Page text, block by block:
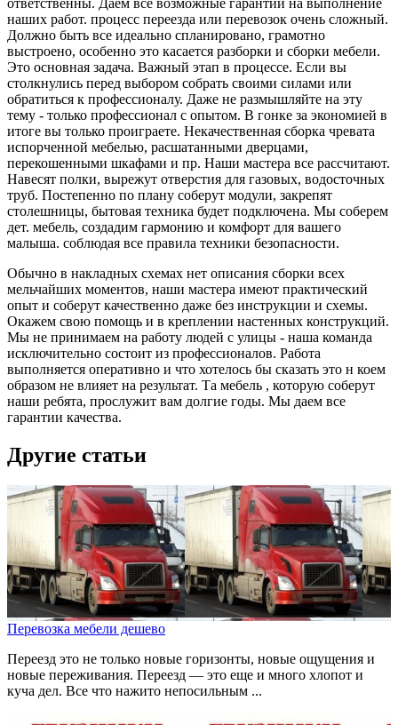
ответственны. Даем все возможные гарантии на выполнение
наших работ. процесс переезда или перевозок очень сложный.
Должно быть все идеально спланировано, грамотно
выстроено, особенно это касается разборки и сборки мебели.
Это основная задача. Важный этап в процессе. Если вы
столкнулись перед выбором собрать своими силами или
обратиться к профессионалу. Даже не размышляйте на эту
тему - только профессионал с опытом. В гонке за экономией в
итоге вы только проиграете. Некачественная сборка чревата
испорченной мебелью, расшатанными дверцами,
перекошенными шкафами и пр. Наши мастера все рассчитают.
Навесят полки, вырежут отверстия для газовых, водосточных
труб. Постепенно по плану соберут модули, закрепят
столешницы, бытовая техника будет подключена. Мы соберем
дет. мебель, создадим гармонию и комфорт для вашего
малыша. соблюдая все правила техники безопасности.
Обычно в накладных схемах нет описания сборки всех
мельчайших моментов, наши мастера имеют практический
опыт и соберут качественно даже без инструкции и схемы.
Окажем свою помощь и в креплении настенных конструкций.
Мы не принимаем на работу людей с улицы - наша команда
исключительно состоит из профессионалов. Работа
выполняется оперативно и что хотелось бы сказать это н коем
образом не влияет на результат. Та мебель , которую соберут
наши ребята, прослужит вам долгие годы. Мы даем все
гарантии качества.
Другие статьи
Перевозка мебели дешево
Переезд это не только новые горизонты, новые ощущения и
новые переживания. Переезд — это еще и много хлопот и
куча дел. Все что нажито непосильным ...